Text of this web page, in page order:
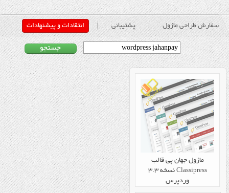
انتقادات و پیشنهادات پشتیبانی سفارش طراحی ماژول
جستجو
ماژول جهان پی قالب
Classipress نسخه 3.3
وردپرس